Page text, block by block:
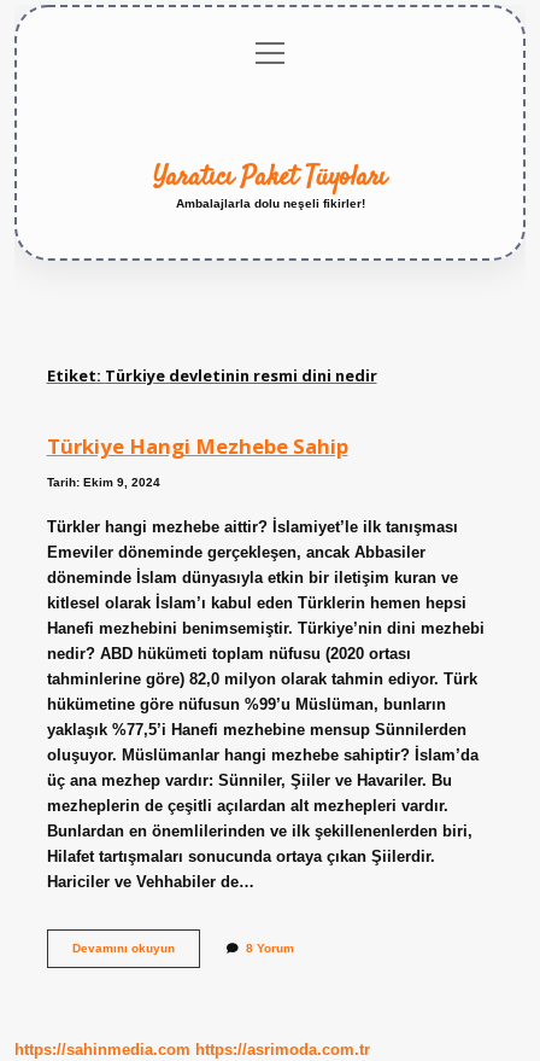
menüyü
aç
Yaratıcı Paket Tüyoları
Ambalajlarla dolu neşeli fikirler!
Etiket: Türkiye devletinin resmi dini nedir
Türkiye Hangi Mezhebe Sahip
Tarih: Ekim 9, 2024
Türkler hangi mezhebe aittir? İslamiyet’le ilk tanışması
Emeviler döneminde gerçekleşen, ancak Abbasiler
döneminde İslam dünyasıyla etkin bir iletişim kuran ve
kitlesel olarak İslam’ı kabul eden Türklerin hemen hepsi
Hanefi mezhebini benimsemiştir. Türkiye’nin dini mezhebi
nedir? ABD hükümeti toplam nüfusu (2020 ortası
tahminlerine göre) 82,0 milyon olarak tahmin ediyor. Türk
hükümetine göre nüfusun %99’u Müslüman, bunların
yaklaşık %77,5’i Hanefi mezhebine mensup Sünnilerden
oluşuyor. Müslümanlar hangi mezhebe sahiptir? İslam’da
üç ana mezhep vardır: Sünniler, Şiiler ve Havariler. Bu
mezheplerin de çeşitli açılardan alt mezhepleri vardır.
Bunlardan en önemlilerinden ve ilk şekillenenlerden biri,
Hilafet tartışmaları sonucunda ortaya çıkan Şiilerdir.
Hariciler ve Vehhabiler de…
Devamını okuyunTürkiye
8 Yorum
https://sahinmedia.com https://asrimoda.com.tr